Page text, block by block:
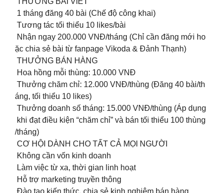
1 tháng đăng 40 bài (Chế độ công khai)
Tương tác tối thiểu 10 likes/bài
Nhận ngay 200.000 VNĐ/tháng (Chỉ cần đăng mới ho
ặc chia sẻ bài từ fanpage Vikoda & Đảnh Thạnh)
THƯỞNG BÁN HÀNG
Hoa hồng mỗi thùng: 10.000 VNĐ
Thưởng chăm chỉ: 12.000 VNĐ/thùng (Đăng 40 bài/th
áng, tối thiểu 10 likes)
Thưởng doanh số tháng: 15.000 VNĐ/thùng (Áp dụng
khi đạt điều kiện “chăm chỉ” và bán tối thiểu 100 thùng
/tháng)
CƠ HỘI DÀNH CHO TẤT CẢ MỌI NGƯỜI
Không cần vốn kinh doanh
Làm việc từ xa, thời gian linh hoạt
Hỗ trợ marketing truyền thông